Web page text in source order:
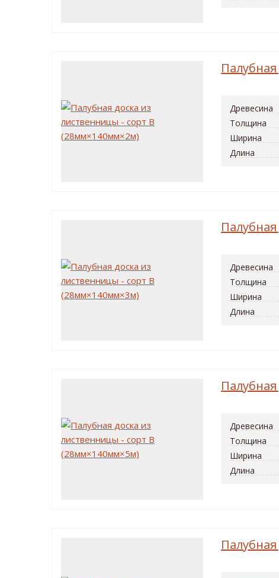
Древесина
Толщина
Ширина
Длина
Древесина
Толщина
Ширина
Длина
Древесина
Толщина
Ширина
Длина